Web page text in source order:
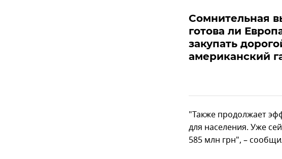
Сомнительная
готова ли
закупать
американский
"Также продолжает
для населения. Уже
585 млн грн", –